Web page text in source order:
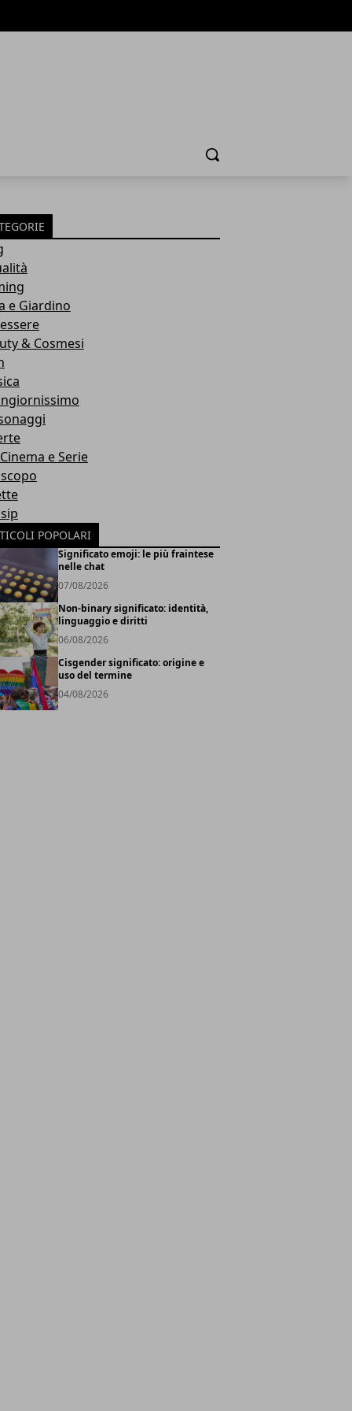
Cerca
e Giardino
& Cosmesi
e Serie
POPOLARI
Significato emoji: le più fraintese
nelle chat
07/08/2026
Non-binary significato: identità,
linguaggio e diritti
06/08/2026
Cisgender significato: origine e
uso del termine
04/08/2026